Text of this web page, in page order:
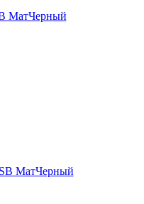
МатЧерный
SB МатЧерный